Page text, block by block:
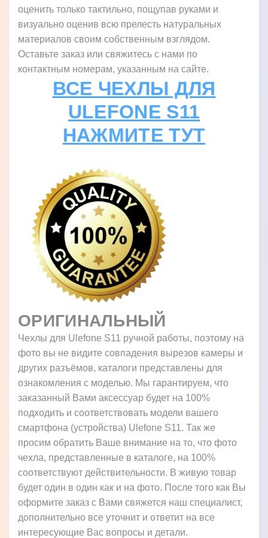
оценить только тактильно, пощупав руками и
визуально оценив всю прелесть натуральных
материалов своим собственным взглядом.
Оставьте заказ или свяжитесь с нами по
контактным номерам, указанным на сайте.
ВСЕ ЧЕХЛЫ ДЛЯ
ULEFONE S11
НАЖМИТЕ ТУТ
ОРИГИНАЛЬНЫЙ
Чехлы для Ulefone S11 ручной работы, поэтому на
фото вы не видите совпадения вырезов камеры и
других разъёмов, каталоги представлены для
ознакомления с моделью. Мы гарантируем, что
заказанный Вами аксессуар будет на 100%
подходить и соответствовать модели вашего
смартфона (устройства) Ulefone S11. Так же
просим обратить Ваше внимание на то, что фото
чехла, представленные в каталоге, на 100%
соответствуют действительности. В живую товар
будет один в один как и на фото. После того как Вы
оформите заказ с Вами свяжется наш специалист,
дополнительно все уточнит и ответит на все
интересующие Вас вопросы и детали.